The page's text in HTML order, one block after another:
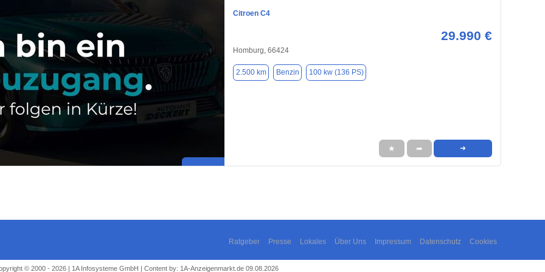
Citroen C4
29.990 €
Homburg, 66424
2.500 km Benzin 100 kw (136 PS)
★ ➦ ➜
Ratgeber Presse Lokales Über Uns Impressum Datenschutz Cookies
© 2000 - 2026 | 1A Infosysteme GmbH | Content by: 1A-Anzeigenmarkt.de 09.08.2026